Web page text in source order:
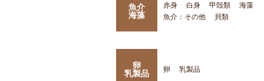
魚介
海藻
赤身 白身 甲殻類
海藻
魚介：その他
貝類
卵
乳製品
卵 乳製品